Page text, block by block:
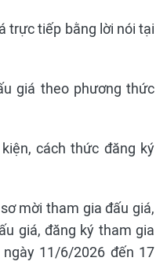
trực tiếp bằng lời nói tại
giá theo phương thức
cách thức đăng ký
mời tham gia đấu giá,
giá, đăng ký tham gia
11/6/2026 đến 17